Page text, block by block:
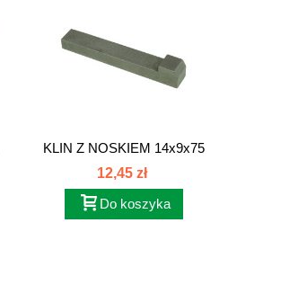
KLIN Z NOSKIEM 14x9x75
CLAAS 007634
12,45 zł
Do koszyka